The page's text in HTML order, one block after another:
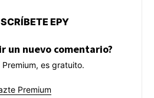
EPY
un nuevo comentario?
Premium, es gratuito.
Premium